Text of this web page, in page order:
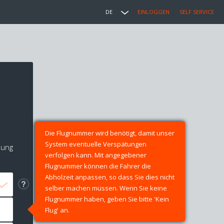
DE EINLOGGEN SELF SERVICE
Die Flugnummer wird benötigt, damit unser
System eventuelle Verspätungen
verfolgen kann. Mit angegebener
Flugnummer können die Fahrer die
Abholzeit anpassen, so dass Sie dies nicht
selber machen müssen. Wenn Sie keine
Flugnummer haben, geben Sie bitte 'Kein
Flug' an.